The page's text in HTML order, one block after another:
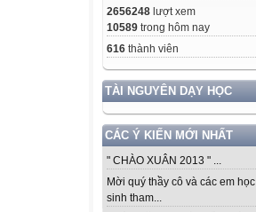
2656248 lượt xem
10589 trong hôm nay
616 thành viên
TÀI NGUYÊN DẠY HỌC
CÁC Ý KIẾN MỚI NHẤT
" CHÀO XUÂN 2013 " ...
Mời quý thầy cô và các em học
sinh tham...